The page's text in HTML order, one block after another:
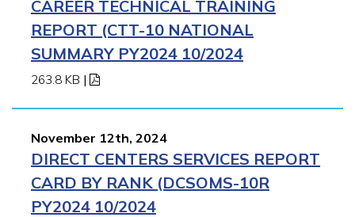
CAREER TECHNICAL TRAINING
REPORT (CTT-10 NATIONAL
SUMMARY PY2024 10/2024
263.8 KB |
November 12th, 2024
DIRECT CENTERS SERVICES REPORT
CARD BY RANK (DCSOMS-10R
PY2024 10/2024